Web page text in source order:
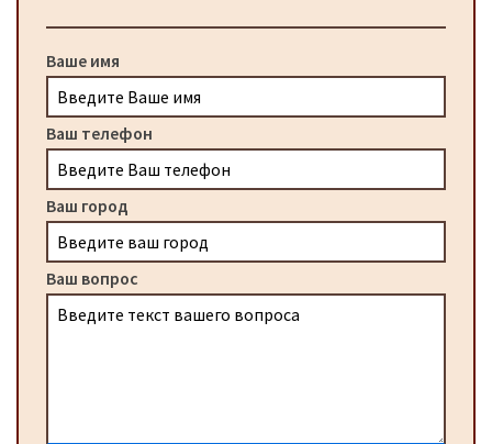
Ваше имя
Ваш телефон
Ваш город
Ваш вопрос